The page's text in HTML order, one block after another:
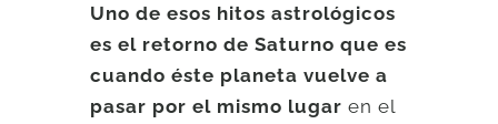
Uno de esos hitos astrológicos
es el retorno de Saturno que es
cuando éste planeta vuelve a
pasar por el mismo lugar en el